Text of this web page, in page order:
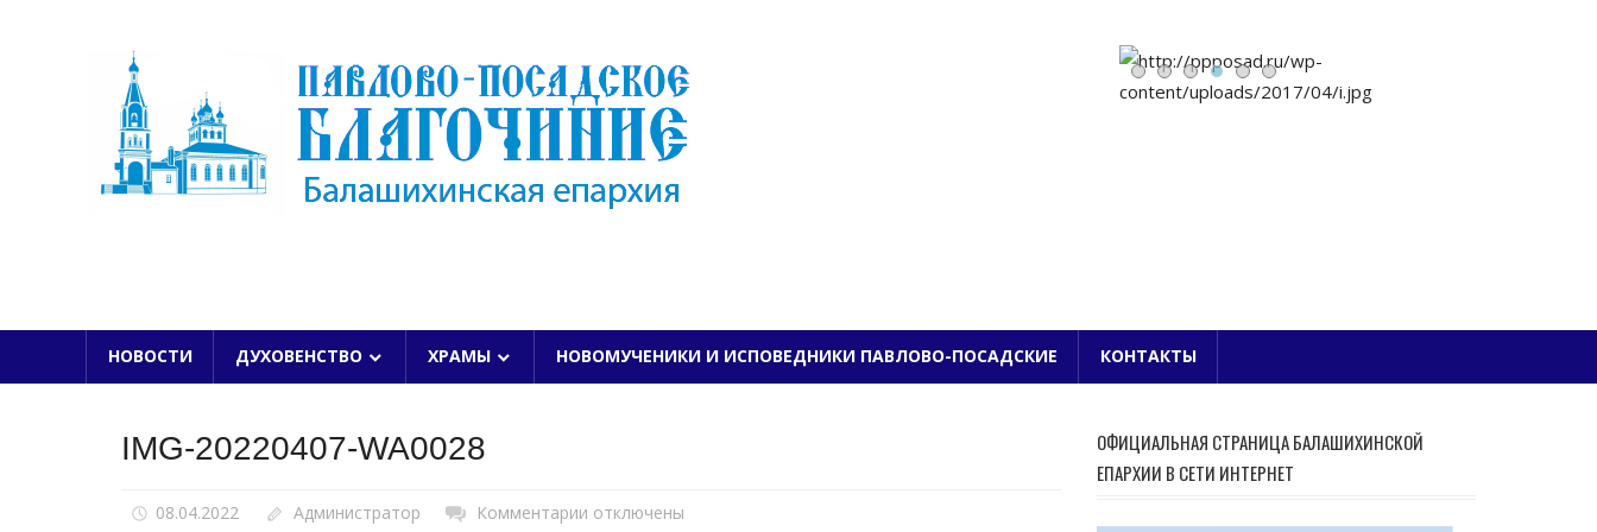
ПАВЛОВО-ПОСАДСКОЕ БЛАГОЧИНИЕ
НОВОСТИ ДУХОВЕНСТВО ХРАМЫ НОВОМУЧЕНИКИ И ИСПОВЕДНИКИ ПАВЛОВО-ПОСАДСКИЕ КОНТАКТЫ
IMG-20220407-WA0028
08.04.2022 Администратор Комментарии котключены
ОФИЦИАЛЬНАЯ СТРАНИЦА БАЛАШИХИНСКОЙ
ЕПАРХИИ В СЕТИ ИНТЕРНЕТ